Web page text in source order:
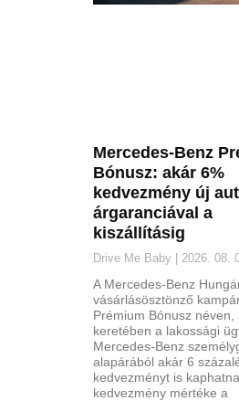
Mercedes-Benz
Bónusz: akár 6%
kedvezmény új
árgaranciával a
kiszállításig
Drive Me Baby 2026. 08.
A Mercedes-Benz
vásárlásösztönző
Prémium Bónusz néven,
keretében a lakossági
Mercedes-Benz
alapárából akár 6
kedvezményt is
kedvezmény mértéke a